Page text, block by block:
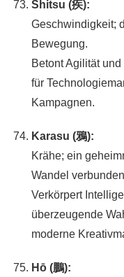
Shitsu (疾):
Geschwindigkeit;
Bewegung.
Betont Agilität
für
Kampagnen.
Karasu (鴉):
Krähe; ein
Wandel
Verkörpert
überzeugende
moderne
Hō (鵬):